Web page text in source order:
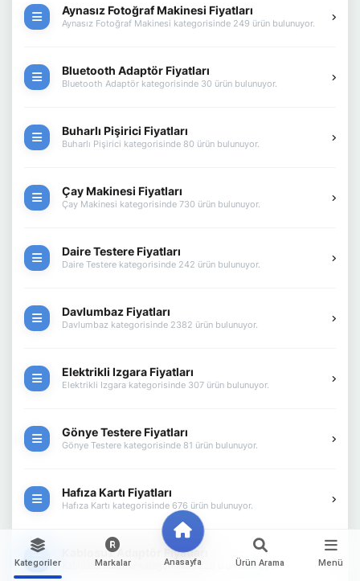
Kategoriler Markalar Anasayfa Ürün Arama Menü
Aynasız Fotoğraf Makinesi Fiyatları
Aynasız Fotoğraf Makinesi kategorisinde 249 ürün bulunuyor.
Bluetooth Adaptör Fiyatları
Bluetooth Adaptör kategorisinde 30 ürün bulunuyor.
Buharlı Pişirici Fiyatları
Buharlı Pişirici kategorisinde 80 ürün bulunuyor.
Çay Makinesi Fiyatları
Çay Makinesi kategorisinde 730 ürün bulunuyor.
Daire Testere Fiyatları
Daire Testere kategorisinde 242 ürün bulunuyor.
Davlumbaz Fiyatları
Davlumbaz kategorisinde 2382 ürün bulunuyor.
Elektrikli Izgara Fiyatları
Elektrikli Izgara kategorisinde 307 ürün bulunuyor.
Gönye Testere Fiyatları
Gönye Testere kategorisinde 81 ürün bulunuyor.
Hafıza Kartı Fiyatları
Hafıza Kartı kategorisinde 676 ürün bulunuyor.
Kablosuz Adaptör Fiyatları
Kablosuz Adaptör kategorisinde 228 ürün bulunuyor.